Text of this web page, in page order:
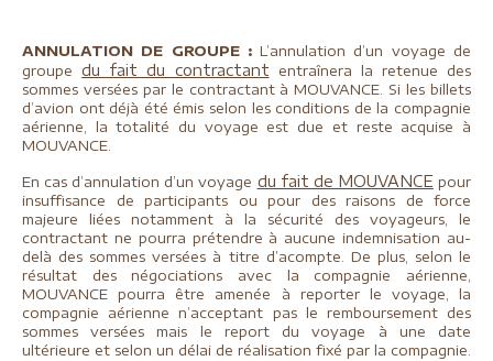
ANNULATION DE GROUPE :L’annulation d’un voyage de
groupedu fait du contractant entraînera la retenue des
sommes versées par le contractant à MOUVANCE. Si les billets
d’avion ont déjà été émis selon les conditions de la compagnie
aérienne, la totalité du voyage est due et reste acquise à
MOUVANCE.
En cas d’annulation d’un voyage du fait de MOUVANCE pour
insuffisance de participants ou pour des raisons de force
majeure liées notamment à la sécurité des voyageurs, le
contractant ne pourra prétendre à aucune indemnisation au-
delà des sommes versées à titre d’acompte. De plus, selon le
résultat des négociations avec la compagnie aérienne,
MOUVANCE pourra être amenée à reporter le voyage, la
compagnie aérienne n’acceptant pas le remboursement des
sommes versées mais le report du voyage à une date
ultérieure et selon un délai de réalisation fixé par la compagnie.